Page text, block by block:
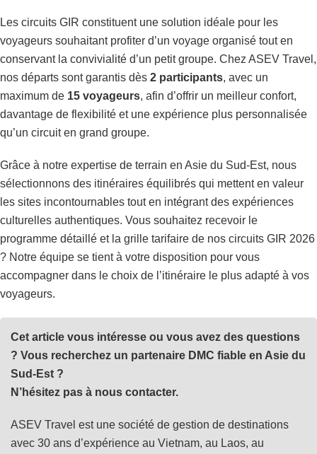
Les circuits GIR constituent une solution idéale pour les
voyageurs souhaitant profiter d’un voyage organisé tout en
conservant la convivialité d’un petit groupe. Chez ASEV Travel,
nos départs sont garantis dès 2 participants, avec un
maximum de 15 voyageurs, afin d’offrir un meilleur confort,
davantage de flexibilité et une expérience plus personnalisée
qu’un circuit en grand groupe.
Grâce à notre expertise de terrain en Asie du Sud-Est, nous
sélectionnons des itinéraires équilibrés qui mettent en valeur
les sites incontournables tout en intégrant des expériences
culturelles authentiques. Vous souhaitez recevoir le
programme détaillé et la grille tarifaire de nos circuits GIR 2026
? Notre équipe se tient à votre disposition pour vous
accompagner dans le choix de l’itinéraire le plus adapté à vos
voyageurs.
Cet article vous intéresse ou vous avez des questions
? Vous recherchez un partenaire DMC fiable en Asie du
Sud-Est ?
N’hésitez pas à nous contacter.
ASEV Travel est une société de gestion de destinations
avec 30 ans d’expérience au Vietnam, au Laos, au